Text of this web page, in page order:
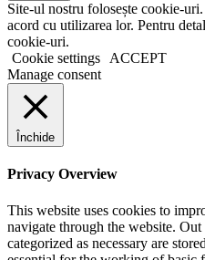
Site-ul nostru folosește cookie-
acord cu utilizarea lor. Pentru
cookie-uri.
Cookie settings
ACCEPT
Manage consent
Închide
Privacy Overview
This website uses cookies to
navigate through the website.
categorized as necessary are